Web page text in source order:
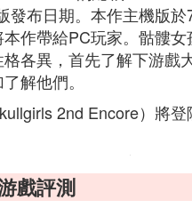
發布日期。本作主機版
作帶給PC玩家。骷髏
各異，首先了解下游戲
解他們。
2nd Encore）將
戲評測